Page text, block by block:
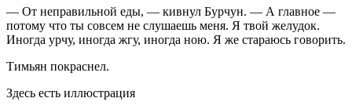
— От неправильной еды, — кивнул Бурчун. — А главное —
потому что ты совсем не слушаешь меня. Я твой желудок.
Иногда урчу, иногда жгу, иногда ною. Я же стараюсь говорить.
Тимьян покраснел.
Здесь есть иллюстрация